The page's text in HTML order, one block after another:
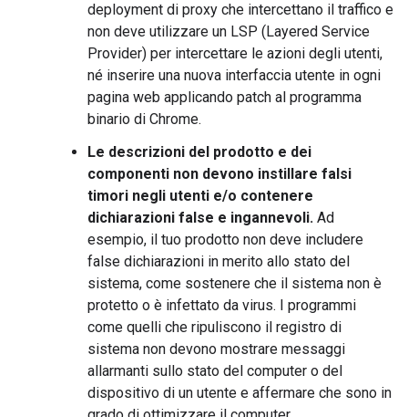
deployment di proxy che intercettano il traffico e
non deve utilizzare un LSP (Layered Service
Provider) per intercettare le azioni degli utenti,
né inserire una nuova interfaccia utente in ogni
pagina web applicando patch al programma
binario di Chrome.
Le descrizioni del prodotto e dei
componenti non devono instillare falsi
timori negli utenti e/o contenere
dichiarazioni false e ingannevoli. Ad
esempio, il tuo prodotto non deve includere
false dichiarazioni in merito allo stato del
sistema, come sostenere che il sistema non è
protetto o è infettato da virus. I programmi
come quelli che ripuliscono il registro di
sistema non devono mostrare messaggi
allarmanti sullo stato del computer o del
dispositivo di un utente e affermare che sono in